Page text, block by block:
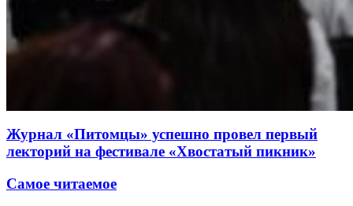
Журнал «Питомцы» успешно провел первый
лекторий на фестивале «Хвостатый пикник»
Самое читаемое